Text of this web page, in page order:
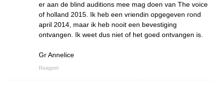
er aan de blind auditions mee mag doen van The voice
of holland 2015. Ik heb een vriendin opgegeven rond
april 2014, maar ik heb nooit een bevestiging
ontvangen. Ik weet dus niet of het goed ontvangen is.
Gr Annelice
Reageer